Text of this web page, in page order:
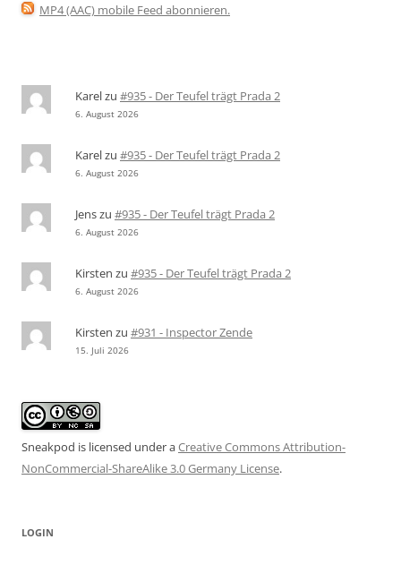
MP4 (AAC) mobile Feed abonnieren.
Karelzu #935 - Der Teufel trägt Prada 2
6. August 2026
Karelzu #935 - Der Teufel trägt Prada 2
6. August 2026
Jenszu #935 - Der Teufel trägt Prada 2
6. August 2026
Kirsten zu #935 - Der Teufel trägt Prada 2
6. August 2026
Kirsten zu #931 - Inspector Zende
15. Juli 2026
Sneakpod is licensed under aCreative Commons Attribution-
NonCommercial-ShareAlike 3.0 Germany License.
LOGIN